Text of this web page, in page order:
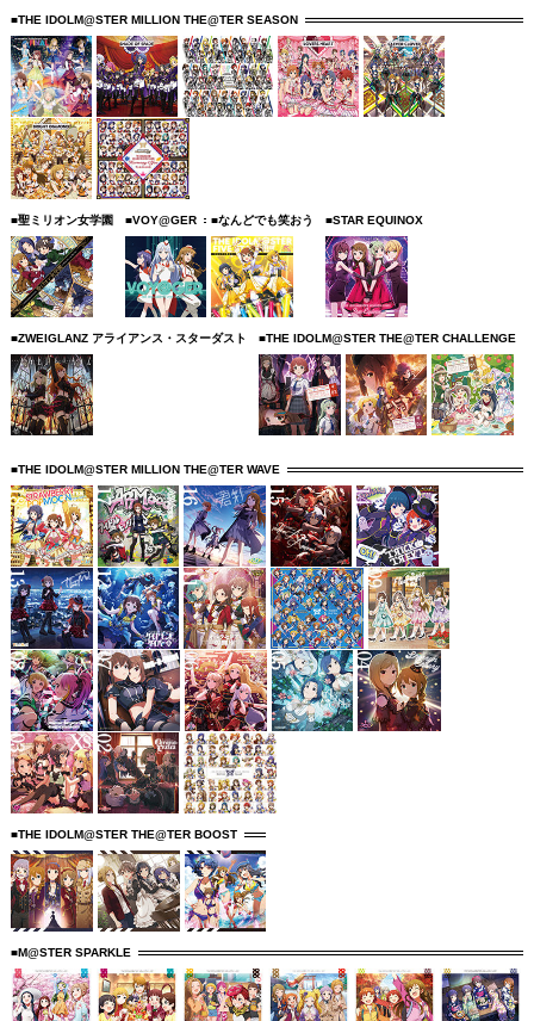
■THE IDOLM@STER MILLION THE@TER SEASON
■聖ミリオン女学園 ■VOY@GER ■なんどでも笑おう ■STAR EQUINOX
■ZWEIGLANZ アライアンス・スターダスト ■THE IDOLM@STER THE@TER CHALLENGE
■THE IDOLM@STER MILLION THE@TER WAVE
■THE IDOLM@STER THE@TER BOOST
■M@STER SPARKLE